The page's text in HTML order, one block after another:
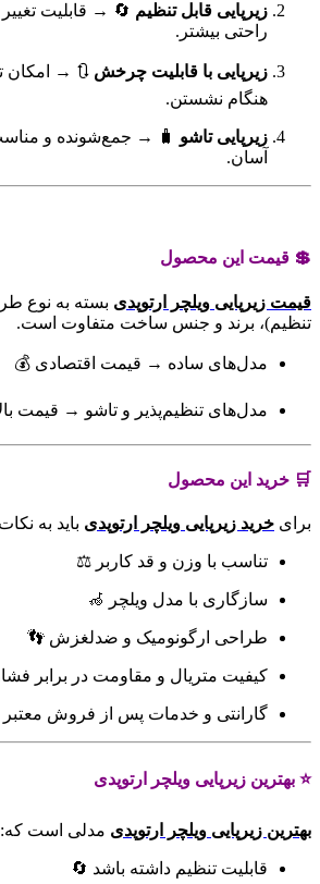
زیرپایی قابل تنظیم 🔄 → قابلیت تغییر
راحتی بیشتر.
زیرپایی با قابلیت چرخش 🔃 → امکان
هنگام نشستن.
زیرپایی تاشو 🧳 → جمع‌شونده و
آسان.
💲 قیمت این محصول
قیمت زیرپایی ویلچر ارتوپدی بسته به نوع
تنظیم)، برند و جنس ساخت متفاوت است.
مدل‌های ساده → قیمت اقتصادی 💰
مدل‌های تنظیم‌پذیر و تاشو → قیمت
🛒 خرید این محصول
برای خرید زیرپایی ویلچر ارتوپدی باید به
تناسب با وزن و قد کاربر ⚖️
سازگاری با مدل ویلچر 🦽
طراحی ارگونومیک و ضدلغزش 👣
کیفیت متریال و مقاومت در برابر
گارانتی و خدمات پس از فروش
⭐ بهترین زیرپایی ویلچر ارتوپدی
بهترین زیرپایی ویلچر ارتوپدی مدلی است که:
قابلیت تنظیم داشته باشد 🔄